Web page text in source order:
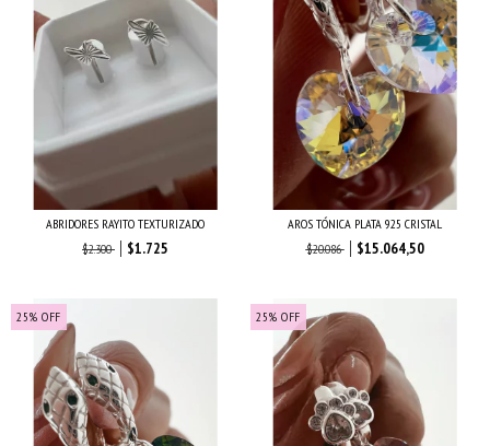
ABRIDORES RAYITO TEXTURIZADO
$2.300
$1.725
AROS TÓNICA PLATA 925 CRISTAL
$20.086
$15.064,50
25% OFF 25% OFF